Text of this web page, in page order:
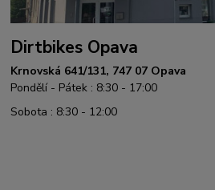
Dirtbikes Opava
Krnovská 641/131, 747 07 Opava
Pondělí - Pátek : 8:30 - 17:00
Sobota : 8:30 - 12:00